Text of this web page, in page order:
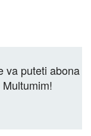
va puteti abona